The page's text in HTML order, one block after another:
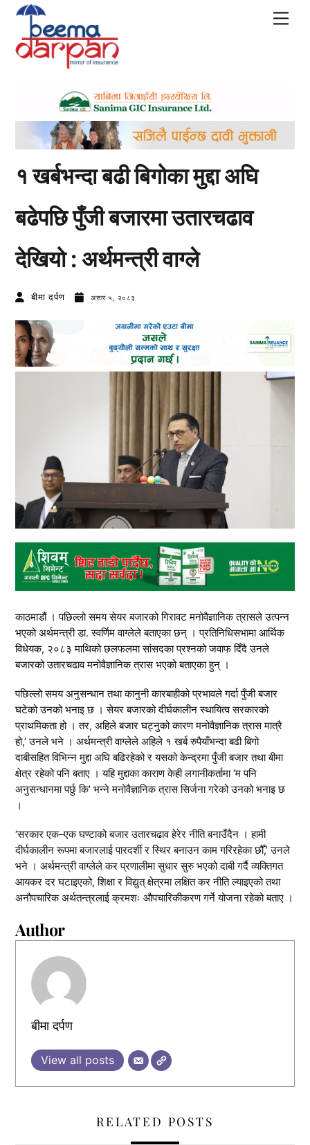
Skip
content
१ खर्बभन्दा बढी बिगोका मुद्दा अघि
बढेपछि पुँजी बजारमा उतारचढाव
देखियो : अर्थमन्त्री वाग्ले
बीमा दर्पण असार ५, २०८३
काठमाडौं । पछिल्लो समय सेयर बजारको गिरावट मनोवैज्ञानिक त्रासले उत्पन्न
भएको अर्थमन्त्री डा. स्वर्णिम वाग्लेले बताएका छन् । प्रतिनिधिसभामा आर्थिक
विधेयक, २०८३ माथिको छलफलमा सांसदका प्रश्नको जवाफ दिँदै उनले
बजारको उतारचढाव मनोवैज्ञानिक त्रास भएको बताएका हुन् ।
पछिल्लो समय अनुसन्धान तथा कानुनी कारबाहीको प्रभावले गर्दा पुँजी बजार
घटेको उनको भनाइ छ । सेयर बजारको दीर्घकालीन स्थायित्व सरकारको
प्राथमिकता हो । तर, अहिले बजार घट्नुको कारण मनोवैज्ञानिक त्रास मात्रै
हो,’ उनले भने । अर्थमन्त्री वाग्लेले अहिले १ खर्ब रुपैयाँभन्दा बढी बिगो
दाबीसहित विभिन्न मुद्दा अघि बढिरहेको र यसको केन्द्रमा पुँजी बजार तथा बीमा
क्षेत्र रहेको पनि बताए । यहि मुद्दाका काराण केही लगानीकर्तामा ‘म पनि
अनुसन्धानमा पर्छु कि’ भन्ने मनोवैज्ञानिक त्रास सिर्जना गरेको उनको भनाइ छ
।
‘सरकार एक–एक घण्टाको बजार उतारचढाव हेरेर नीति बनाउँदैन । हामी
दीर्घकालीन रूपमा बजारलाई पारदर्शी र स्थिर बनाउन काम गरिरहेका छौँ,’ उनले
भने । अर्थमन्त्री वाग्लेले कर प्रणालीमा सुधार सुरु भएको दाबी गर्दै व्यक्तिगत
आयकर दर घटाइएको, शिक्षा र विद्युत् क्षेत्रमा लक्षित कर नीति ल्याइएको तथा
अनौपचारिक अर्थतन्त्रलाई क्रमशः औपचारिकीकरण गर्ने योजना रहेको बताए ।
Author
बीमा दर्पण
View all posts
RELATED POSTS